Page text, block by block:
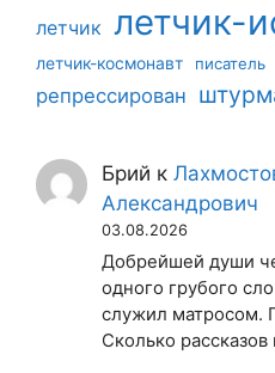
летчик летчик-
летчик-космонавт писатель
репрессирован
Брий к
Александрович
03.08.2026
Добрейшей души
одного грубого
служил матросом.
Сколько